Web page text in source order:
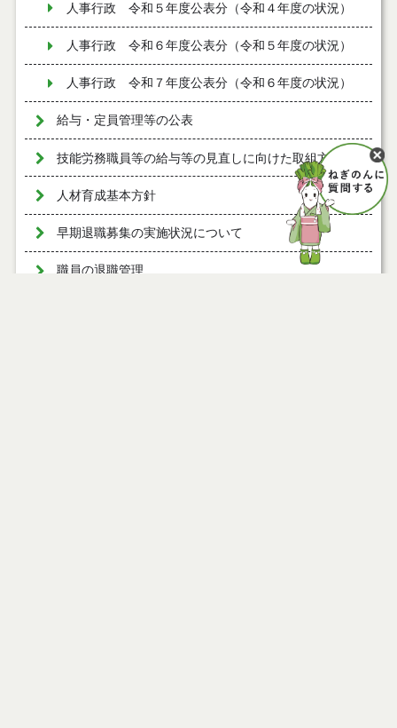
人事行政 令和５年度公表分（令和４年度の状況）
人事行政 令和６年度公表分（令和５年度の状況）
人事行政 令和７年度公表分（令和６年度の状況）
給与・定員管理等の公表
技能労務職員等の給与等の見直しに向けた取組方針
人材育成基本方針
早期退職募集の実施状況について
職員の退職管理